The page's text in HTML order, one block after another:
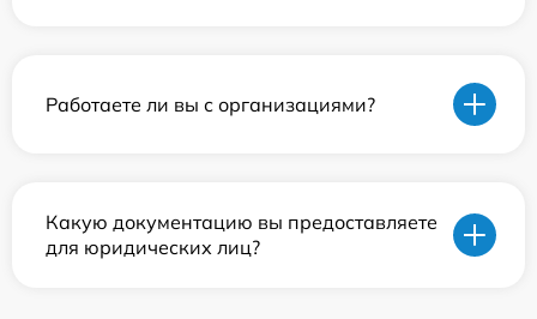
Работаете ли вы с организациями?
Какую документацию вы предоставляете
для юридических лиц?